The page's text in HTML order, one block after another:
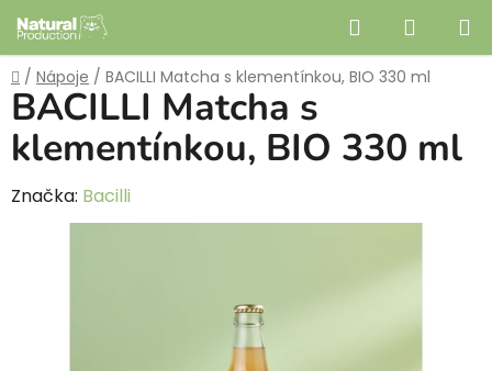
na
obsah
Hľadať
KOŠÍK
Domov
/ Nápoje / BACILLI Matcha s klementínkou, BIO 330 ml
BACILLI Matcha s
klementínkou, BIO 330 ml
Značka: Bacilli